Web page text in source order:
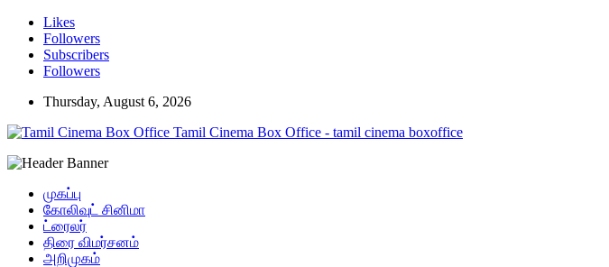
Likes
Followers
Subscribers
Followers
Thursday, August 6, 2026
Tamil Cinema Box Office - tamil cinema boxoffice
முகப்பு
கோலிவுட் சினிமா
ட்ரைலர்
திரை விமர்சனம்
அறிமுகம்